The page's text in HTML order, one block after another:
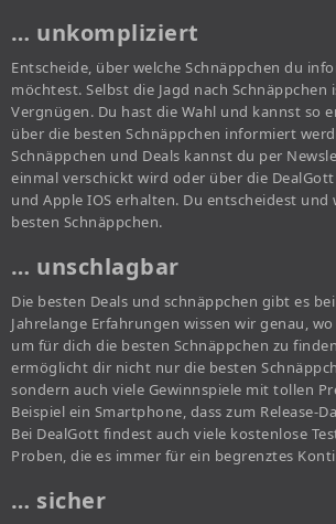
… unkompliziert
Entscheide, über welche Schnäppchen du
möchtest. Selbst die Jagd nach Schnäppchen
Vergnügen. Du hast die Wahl und kannst so
über die besten Schnäppchen informiert
Schnäppchen und Deals kannst du per
einmal verschickt wird oder über die
und Apple IOS erhalten. Du entscheidest
besten Schnäppchen.
… unschlagbar
Die besten Deals und schnäppchen gibt es
Jahrelange Erfahrungen wissen wir genau,
um für dich die besten Schnäppchen zu
ermöglicht dir nicht nur die besten
sondern auch viele Gewinnspiele mit tollen
Beispiel ein Smartphone, dass zum Release-
Bei DealGott findest auch viele kostenlose
Proben, die es immer für ein begrenztes
… sicher